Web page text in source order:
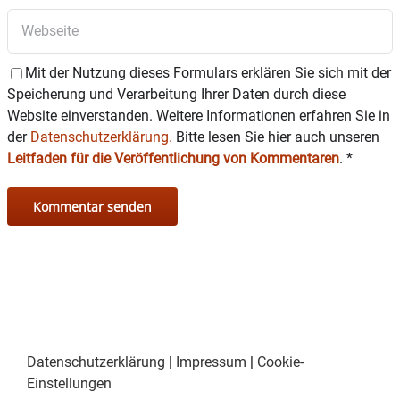
Mit der Nutzung dieses Formulars erklären Sie sich mit der
Speicherung und Verarbeitung Ihrer Daten durch diese
Website einverstanden. Weitere Informationen erfahren Sie in
der Datenschutzerklärung. Bitte lesen Sie hier auch unseren
Leitfaden für die Veröffentlichung von Kommentaren. *
Datenschutzerklärung | Impressum | Cookie-
Einstellungen